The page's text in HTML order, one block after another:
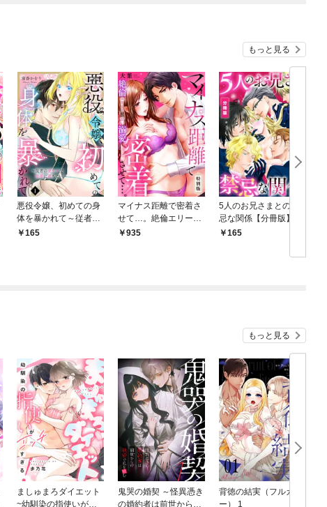
もっと見る
悪役令嬢、初めての身
体を暴かれて～従者の
凄テクで快楽に堕ち
165
マイナス距離で密着さ
せて…。絶倫エリート
の甘い溺愛【特別版】
935
5人のお兄さまとの禁
忌な関係【分冊版】
（1）
165
もっと見る
ましゅまろダイエット
~幼馴染の指使いがエ
鬼哭の婚契 ～怪異憑き
の婚約者は前世からの
背徳の結実（フルカラ
ー） 1